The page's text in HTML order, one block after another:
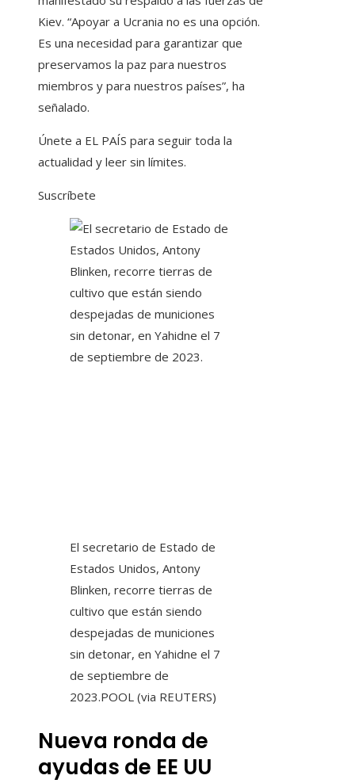
Kiev. “Apoyar a Ucrania no es una opción.
Es una necesidad para garantizar que
preservamos la paz para nuestros
miembros y para nuestros países”, ha
señalado.
Únete a EL PAÍS para seguir toda la
actualidad y leer sin límites.
Suscríbete
El secretario de Estado de
Estados Unidos, Antony
Blinken, recorre tierras de
cultivo que están siendo
despejadas de municiones
sin detonar, en Yahidne el 7
de septiembre de
2023.POOL (via REUTERS)
Nueva ronda de
ayudas de EE UU